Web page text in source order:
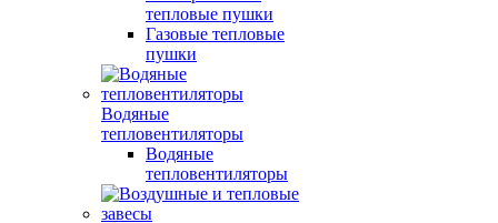
тепловые пушки
Газовые тепловые
пушки
Водяные
тепловентиляторы
Водяные
тепловентиляторы